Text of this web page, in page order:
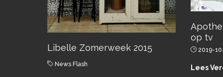
Libelle Zomerweek 2015
News Flash
op tv
2019-
Lees